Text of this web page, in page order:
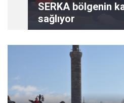
SERKA bölgenin
sağlıyor